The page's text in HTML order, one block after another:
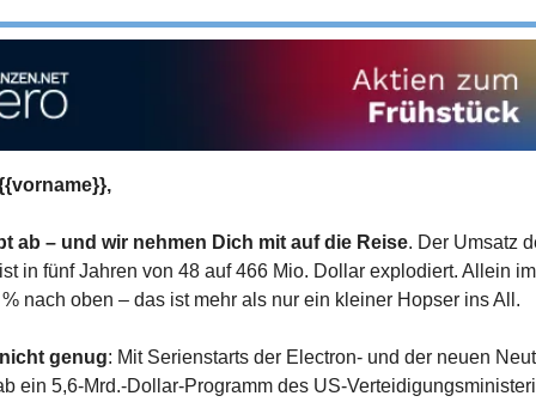
ab – und wir nehmen Dich mit auf die Reise. Der Umsatz
in fünf Jahren von 48 auf 466 Mio. Dollar explodiert. Allein
% nach oben – das ist mehr als nur ein kleiner Hopser ins All.
genug: Mit Serienstarts der Electron- und der neuen
ein 5,6-Mrd.-Dollar-Programm des US-